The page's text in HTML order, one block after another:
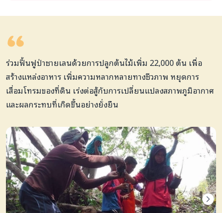
ร่วมฟื้นฟูป่าชายเลนด้วยการปลูกต้นไม้เพิ่ม 22,000 ต้น เพื่อ
สร้างแหล่งอาหาร เพิ่มความหลากหลายทางชีวภาพ หยุดการ
เสื่อมโทรมของที่ดิน เร่งต่อสู้กับการเปลี่ยนแปลงสภาพภูมิอากาศ
และผลกระทบที่เกิดขึ้นอย่างยั่งยืน